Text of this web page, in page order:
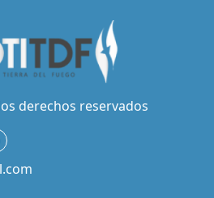
derechos reservados